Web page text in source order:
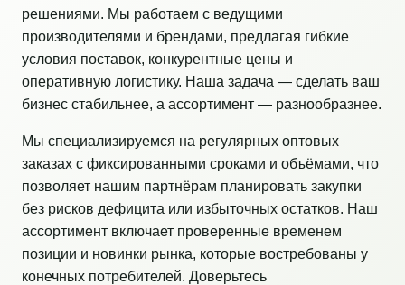
решениями. Мы работаем с ведущими
производителями и брендами, предлагая гибкие
условия поставок, конкурентные цены и
оперативную логистику. Наша задача — сделать ваш
бизнес стабильнее, а ассортимент — разнообразнее.
Мы специализируемся на регулярных оптовых
заказах с фиксированными сроками и объёмами, что
позволяет нашим партнёрам планировать закупки
без рисков дефицита или избыточных остатков. Наш
ассортимент включает проверенные временем
позиции и новинки рынка, которые востребованы у
конечных потребителей. Доверьтесь